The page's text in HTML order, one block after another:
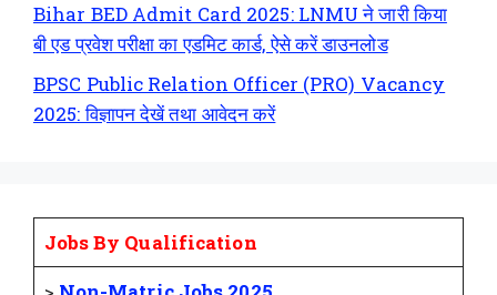
Bihar BED Admit Card 2025: LNMU ने जारी किया
बी एड प्रवेश परीक्षा का एडमिट कार्ड, ऐसे करें डाउनलोड
BPSC Public Relation Officer (PRO) Vacancy
2025: विज्ञापन देखें तथा आवेदन करें
Jobs By Qualification